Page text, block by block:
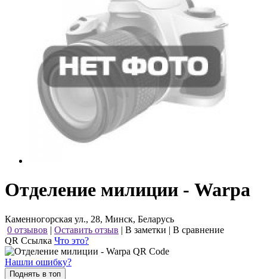
Отделение милиции - Warpa
Каменногорская ул., 28, Минск, Беларусь
0 отзывов | Оставить отзыв | В заметки | В сравнение
QR Ссылка Что это?
Нашли ошибку?
Поднять в топ